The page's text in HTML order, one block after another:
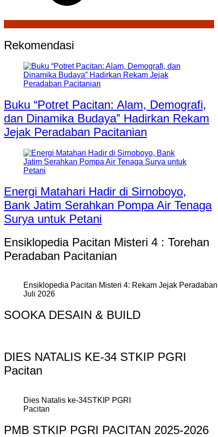
Rekomendasi
Buku “Potret Pacitan: Alam, Demografi,
dan Dinamika Budaya” Hadirkan Rekam
Jejak Peradaban Pacitanian
Energi Matahari Hadir di Sirnoboyo,
Bank Jatim Serahkan Pompa Air Tenaga
Surya untuk Petani
Ensiklopedia Pacitan Misteri 4 : Torehan
Peradaban Pacitanian
Ensiklopedia Pacitan Misteri 4: Rekam Jejak
Juli 2026
SOOKA DESAIN & BUILD
DIES NATALIS KE-34 STKIP PGRI
Pacitan
Dies Natalis ke-34STKIP PGRI
Pacitan
PMB STKIP PGRI PACITAN 2025-2026